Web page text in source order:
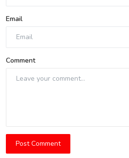
Email
Comment
Post Comment